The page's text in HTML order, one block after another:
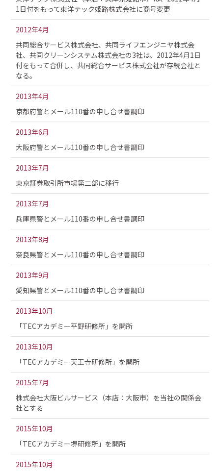
1日付をもって東洋テック姫路株式会社に商号変更
2012年4月
共同総合サービス株式会社、共同ライフエンジニヤ株式会
社、共同クリーンシステム株式会社の3社は、2012年4月1日
付をもって合併し、共同総合サービス株式会社が存続会社と
なる。
2013年4月
京都府警とメール110番の申し合せ書調印
2013年6月
大阪府警とメール110番の申し合せ書調印
2013年7月
東京証券取引所市場第二部に移行
2013年7月
兵庫県警とメール110番の申し合せ書調印
2013年8月
奈良県警とメール110番の申し合せ書調印
2013年9月
愛知県警とメール110番の申し合せ書調印
2013年10月
「TECアカデミー平野研修所」を開所
2013年10月
「TECアカデミー天王寺研修所」を開所
2015年7月
株式会社大阪ビルサービス（本店：大阪市）を当社の関係会
社とする
2015年10月
「TECアカデミー堺研修所」を開所
2015年10月